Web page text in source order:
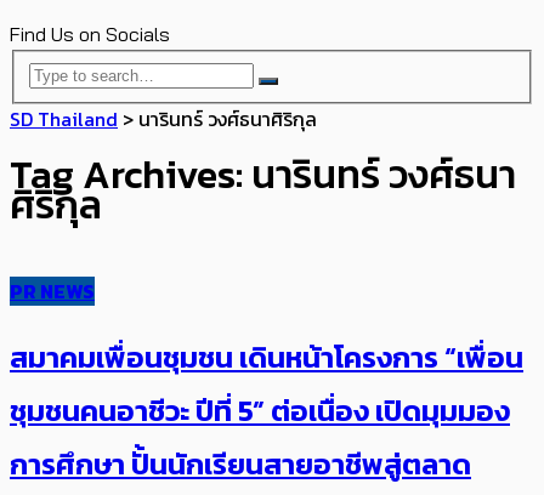
Find Us on Socials
SD Thailand > นารินทร์ วงศ์ธนาศิริกุล
Tag Archives: นารินทร์ วงศ์ธนา
ศิริกุล
PR NEWS
สมาคมเพื่อนชุมชน เดินหน้าโครงการ “เพื่อน
ชุมชนคนอาชีวะ ปีที่ 5” ต่อเนื่อง เปิดมุมมอง
การศึกษา ปั้นนักเรียนสายอาชีพสู่ตลาด